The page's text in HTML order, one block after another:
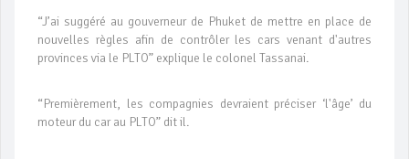
“J’ai suggéré au gouverneur de Phuket de mettre en place de
nouvelles règles afin de contrôler les cars venant d'autres
provinces via le PLTO” explique le colonel Tassanai.
“Premièrement, les compagnies devraient préciser ‘l'âge’ du
moteur du car au PLTO” dit il.